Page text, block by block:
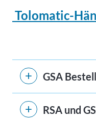
Tolomatic-
GSA
RSA und